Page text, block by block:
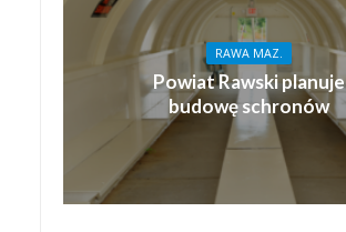
RAWA MAZ.
Powiat Rawski planuje
budowę schronów